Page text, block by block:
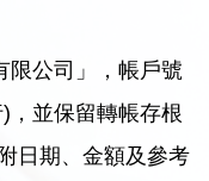
限公司」，帳戶號
，並保留轉帳存根
日期、金額及參考